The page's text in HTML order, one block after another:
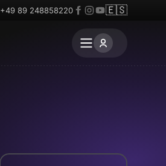
+49 89 248858220 🇪🇸